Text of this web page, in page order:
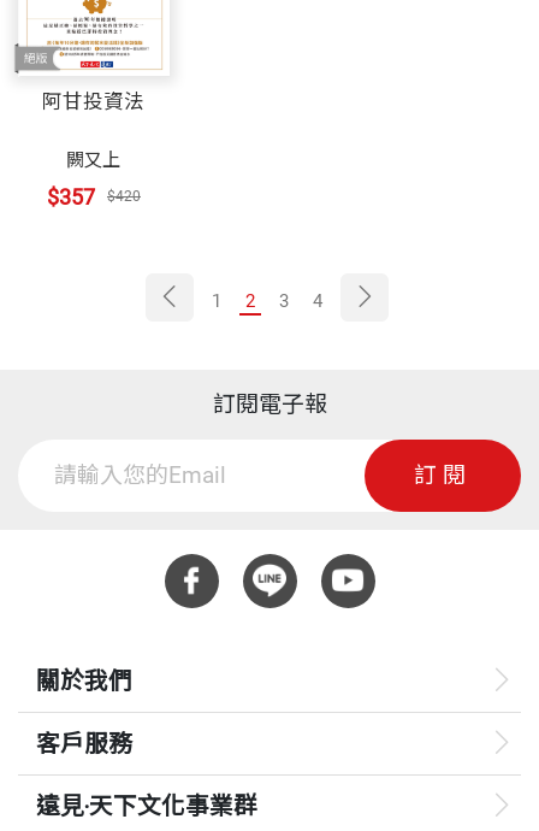
阿甘投資法
闕又上
$357 $420
1 2 3 4
訂閱電子報
訂閱
關於我們
客戶服務
遠見‧天下文化事業群